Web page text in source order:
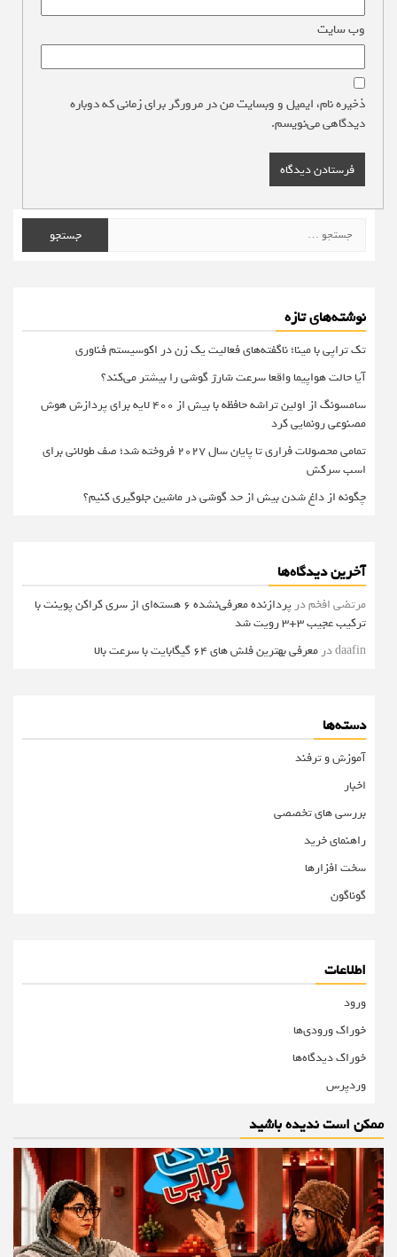
وب‌ سایت
ذخیره نام، ایمیل و وبسایت من در مرورگر برای زمانی که دوباره
دیدگاهی می‌نویسم.
برای:
نوشته‌های تازه
تک تراپی با مینا؛ ناگفته‌های فعالیت یک زن در اکوسیستم فناوری
آیا حالت هواپیما واقعا سرعت شارژ گوشی را بیشتر می‌کند؟
سامسونگ از اولین تراشه حافظه با بیش از ۴۰۰ لایه برای پردازش هوش
مصنوعی رونمایی کرد
تمامی محصولات فراری تا پایان سال ۲۰۲۷ فروخته شد؛ صف طولانی برای
اسب سرکش
چگونه از داغ شدن بیش از حد گوشی در ماشین جلوگیری کنیم؟
آخرین دیدگاه‌ها
مرتضی افخمدر
پردازنده معرفی‌نشده 6 هسته‌ای از سری کراکن پوینت با
ترکیب عجیب 3+3 رویت شد
daafinدرمعرفی بهترین فلش های 64 گیگابایت با سرعت بالا
دسته‌ها
آموزش و ترفند
اخبار
بررسی های تخصصی
راهنمای خرید
سخت افزارها
گوناگون
اطلاعات
ورود
خوراک ورودی‌ها
خوراک دیدگاه‌ها
وردپرس
ممکن است ندیده باشید